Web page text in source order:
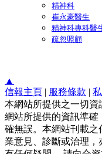
精神科
崔永豪醫生
精神科專科醫
疏忽照顧
▲
信報主頁 | 服務條款 |
本網站所提供之一切
網站所提供的資訊準
確無誤。本網站刊載之
業意見、診斷或治理